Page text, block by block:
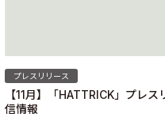
プレスリリース
【11月】「HATTRICK」プレス
信情報